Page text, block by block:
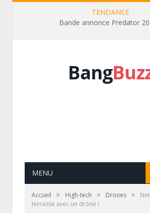
TENDANCE
Bande annonce Predator
Bang
MENU
Accueil » High-tech » Drones »
terrasse avec un drone !